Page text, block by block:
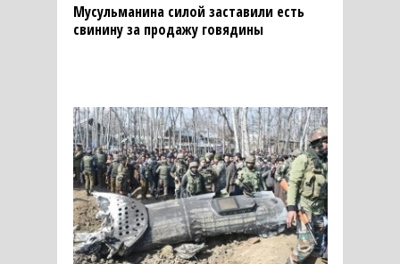
Мусульманина силой заставили есть
свинину за продажу говядины